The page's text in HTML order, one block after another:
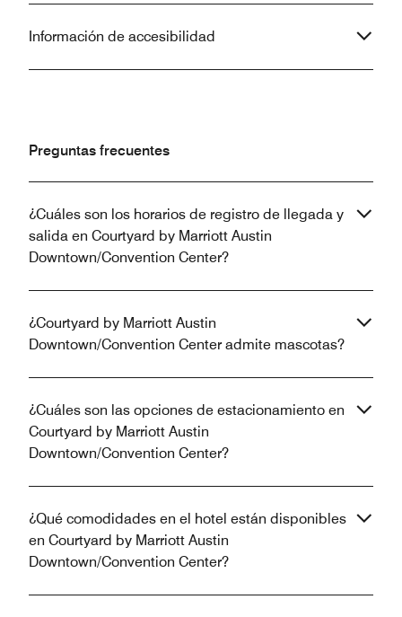
Información de accesibilidad
Preguntas frecuentes
¿Cuáles son los horarios de registro de llegada y
salida en Courtyard by Marriott Austin
Downtown/Convention Center?
¿Courtyard by Marriott Austin
Downtown/Convention Center admite mascotas?
¿Cuáles son las opciones de estacionamiento en
Courtyard by Marriott Austin
Downtown/Convention Center?
¿Qué comodidades en el hotel están disponibles
en Courtyard by Marriott Austin
Downtown/Convention Center?